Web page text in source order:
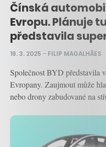
Čínská
Evropu. Plánuje
představila
19. 3. 2025 – FILIP MAGALHÃES
Společnost BYD představila
Evropany. Zaujmout může
nebo drony zabudované na